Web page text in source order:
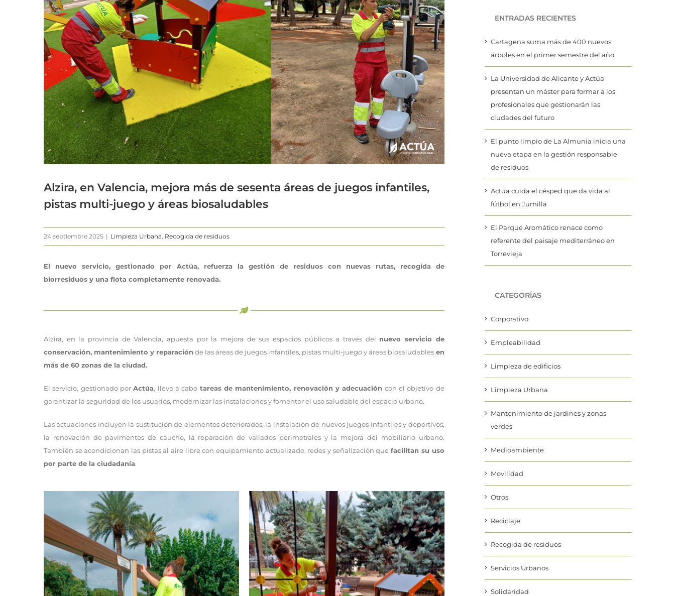
grande
Alzira, en Valencia, mejora más de sesenta áreas de juegos infantiles,
pistas multi-juego y áreas biosaludables
24 septiembre 2025 | Limpieza Urbana, Recogida de residuos
El nuevo servicio, gestionado por Actúa, refuerza la gestión de residuos con nuevas rutas, recogida de
biorresiduos y una flota completamente renovada.
Alzira, en la provincia de Valencia, apuesta por la mejora de sus espacios públicos a través del nuevo servicio de
conservación, mantenimiento y reparación de las áreas de juegos infantiles, pistas multi-juego y áreas biosaludables en
más de 60 zonas de la ciudad.
El servicio, gestionado porActúa, lleva a cabo tareas de mantenimiento, renovación y adecuación con el objetivo de
garantizar la seguridad de los usuarios, modernizar las instalaciones y fomentar el uso saludable del espacio urbano.
Las actuaciones incluyen la sustitución de elementos deteriorados, la instalación de nuevos juegos infantiles y deportivos,
la renovación de pavimentos de caucho, la reparación de vallados perimetrales y la mejora del mobiliario urbano.
También se acondicionan las pistas al aire libre con equipamiento actualizado, redes y señalización quefacilitan su uso
por parte de la ciudadanía.
ENTRADAS RECIENTES
Cartagena suma más de 400 nuevos
árboles en el primer semestre del año
La Universidad de Alicante y Actúa
presentan un máster para formar a los
profesionales que gestionarán las
ciudades del futuro
El punto limpio de La Almunia inicia una
nueva etapa en la gestión responsable
de residuos
Actúa cuida el césped que da vida al
fútbol en Jumilla
El Parque Aromático renace como
referente del paisaje mediterráneo en
Torrevieja
CATEGORÍAS
Corporativo
Empleabilidad
Limpieza de edificios
Limpieza Urbana
Mantenimiento de jardines y zonas
verdes
Medioambiente
Movilidad
Otros
Reciclaje
Recogida de residuos
Servicios Urbanos
Solidaridad